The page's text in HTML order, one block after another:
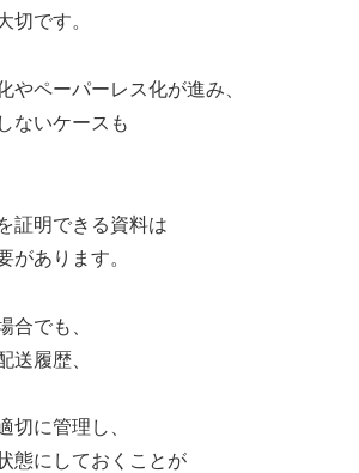
切です。
やペーパーレス化が進み、
ないケースも
証明できる資料は
があります。
合でも、
送履歴、
切に管理し、
態にしておくことが